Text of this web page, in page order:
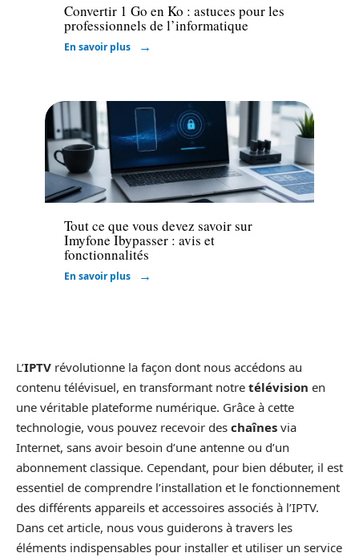
Convertir 1 Go en Ko : astuces pour les
professionnels de l’informatique
En savoir plus
High-Tech
Tout ce que vous devez savoir sur
Imyfone Ibypasser : avis et
fonctionnalités
En savoir plus
L’IPTV révolutionne la façon dont nous accédons au
contenu télévisuel, en transformant notre télévision en
une véritable plateforme numérique. Grâce à cette
technologie, vous pouvez recevoir des chaînes via
Internet, sans avoir besoin d’une antenne ou d’un
abonnement classique. Cependant, pour bien débuter, il est
essentiel de comprendre l’installation et le fonctionnement
des différents appareils et accessoires associés à l’IPTV.
Dans cet article, nous vous guiderons à travers les
éléments indispensables pour installer et utiliser un service